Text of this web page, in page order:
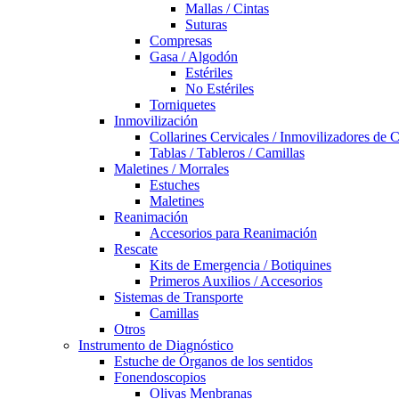
Mallas / Cintas
Suturas
Compresas
Gasa / Algodón
Estériles
No Estériles
Torniquetes
Inmovilización
Collarines Cervicales / Inmovilizadores de
Tablas / Tableros / Camillas
Maletines / Morrales
Estuches
Maletines
Reanimación
Accesorios para Reanimación
Rescate
Kits de Emergencia / Botiquines
Primeros Auxilios / Accesorios
Sistemas de Transporte
Camillas
Otros
Instrumento de Diagnóstico
Estuche de Órganos de los sentidos
Fonendoscopios
Olivas Menbranas